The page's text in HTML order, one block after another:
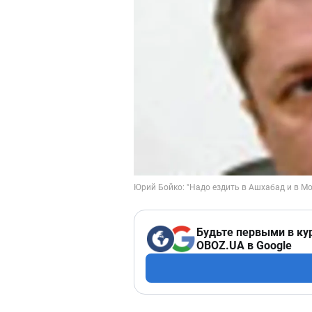
Будьте первыми в
OBOZ.UA в Google